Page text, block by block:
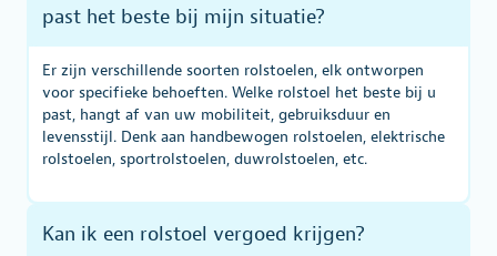
past het beste bij mijn situatie?
Er zijn verschillende soorten rolstoelen, elk ontworpen
voor specifieke behoeften. Welke rolstoel het beste bij u
past, hangt af van uw mobiliteit, gebruiksduur en
levensstijl. Denk aan handbewogen rolstoelen, elektrische
rolstoelen, sportrolstoelen, duwrolstoelen, etc.
Kan ik een rolstoel vergoed krijgen?